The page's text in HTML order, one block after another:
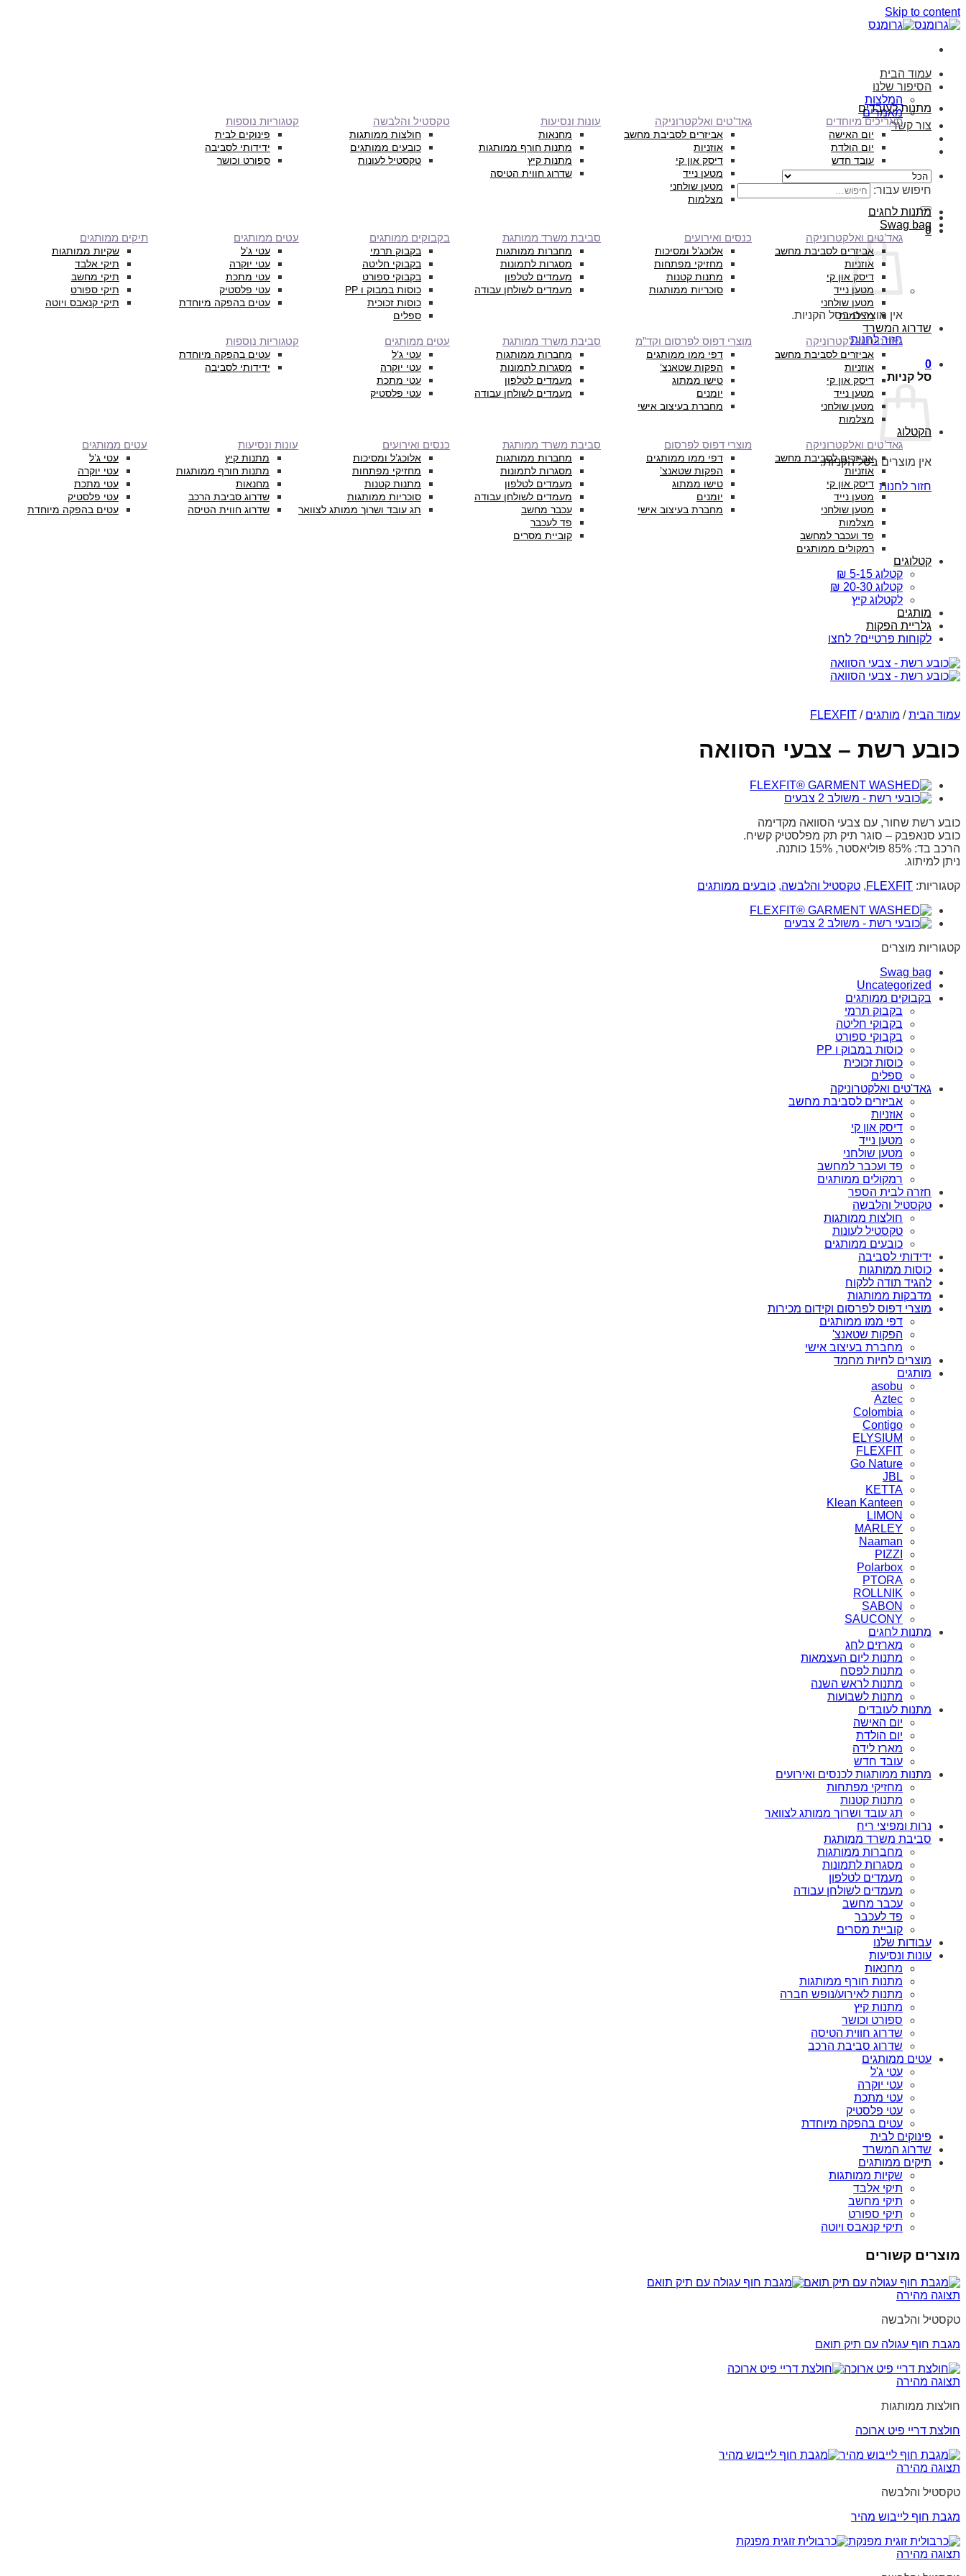
Skip to content
עמוד הבית
הסיפור שלנו
המלצות
מאמרים
צור קשר
חיפוש עבור:
0
אין מוצרים בסל הקניות.
חזור לחנות
0
סל קניות
אין מוצרים בסל הקניות.
חזור לחנות
מתנות לעובדים
תאריכים מיוחדים
יום האישה
יום הולדת
עובד חדש
גאד’טים ואלקטרוניקה
אביזרים לסביבת מחשב
אוזניות
דיסק און קי
מטען נייד
מטען שולחני
מצלמות
עונות ונסיעות
מחנאות
מתנות חורף ממותגות
מתנות קיץ
שדרוג חווית הטיסה
טקסטיל והלבשה
חולצות ממותגות
כובעים ממותגים
טקסטיל לעונות
קטגוריות נוספות
פינוקים לבית
ידידותי לסביבה
ספורט וכושר
מתנות לחגים
Swag bag
גאד’טים ואלקטרוניקה
אביזרים לסביבת מחשב
אוזניות
דיסק און קי
מטען נייד
מטען שולחני
מצלמות
כנסים ואירועים
אלוכג’ל ומסיכות
מחזיקי מפתחות
מתנות קטנות
סוכריות ממותגות
סביבת משרד ממותגת
מחברות ממותגות
מסגרות לתמונות
מעמדים לטלפון
מעמדים לשולחן עבודה
בקבוקים ממותגים
בקבוק תרמי
בקבוקי חליטה
בקבוקי ספורט
כוסות במבוק ו PP
כוסות זכוכית
ספלים
עטים ממותגים
עטי ג’ל
עטי יוקרה
עטי מתכת
עטי פלסטיק
עטים בהפקה מיוחדת
תיקים ממותגים
שקיות ממותגות
תיקי אלבד
תיקי מחשב
תיקי ספורט
תיקי קנאבס ויוטה
שדרוג המשרד
גאד’טים ואלקטרוניקה
אביזרים לסביבת מחשב
אוזניות
דיסק און קי
מטען נייד
מטען שולחני
מצלמות
מוצרי דפוס לפרסום וקד”מ
דפי ממו ממותגים
הפקות שטאנצ’
טישו ממתוג
יומנים
מחברת בעיצוב אישי
סביבת משרד ממותגת
מחברות ממותגות
מסגרות לתמונות
מעמדים לטלפון
מעמדים לשולחן עבודה
עטים ממותגים
עטי ג’ל
עטי יוקרה
עטי מתכת
עטי פלסטיק
קטגוריות נוספות
עטים בהפקה מיוחדת
ידידותי לסביבה
הקטלוג
גאד’טים ואלקטרוניקה
אביזרים לסביבת מחשב
אוזניות
דיסק און קי
מטען נייד
מטען שולחני
מצלמות
פד ועכבר למחשב
רמקולים ממותגים
מוצרי דפוס לפרסום
דפי ממו ממותגים
הפקות שטאנצ’
טישו ממתוג
יומנים
מחברת בעיצוב אישי
סביבת משרד ממותגת
מחברות ממותגות
מסגרות לתמונות
מעמדים לטלפון
מעמדים לשולחן עבודה
עכבר מחשב
פד לעכבר
קוביית מסרים
כנסים ואירועים
אלוכג’ל ומסיכות
מחזיקי מפתחות
מתנות קטנות
סוכריות ממותגות
תג עובד ושרוך ממותג לצוואר
עונות ונסיעות
מתנות קיץ
מתנות חורף ממותגות
מחנאות
שדרוג סביבת הרכב
שדרוג חווית הטיסה
עטים ממותגים
עטי ג’ל
עטי יוקרה
עטי מתכת
עטי פלסטיק
עטים בהפקה מיוחדת
קטלוגים
קטלוג 5-15 ₪
קטלוג 20-30 ₪
לקטלוג קיץ
מותגים
גלריית הפקות
לקוחות פרטיים? לחצו
עמוד הבית / מותגים /
FLEXFIT
כובע רשת – צבעי הסוואה
כובע רשת שחור, עם צבעי הסוואה מקדימה
כובע סנאפבק – סוגר תיק תק מפלסטיק קשיח.
הרכב בד: 85% פוליאסטר, 15% כותנה.
ניתן למיתוג.
קטגוריות: FLEXFIT
, טקסטיל והלבשה, כובעים ממותגים
קטגוריות מוצרים
Swag bag
Uncategorized
בקבוקים ממותגים
בקבוק תרמי
בקבוקי חליטה
בקבוקי ספורט
כוסות במבוק ו PP
כוסות זכוכית
ספלים
גאד'טים ואלקטרוניקה
אביזרים לסביבת מחשב
אוזניות
דיסק און קי
מטען נייד
מטען שולחני
פד ועכבר למחשב
רמקולים ממותגים
חזרה לבית הספר
טקסטיל והלבשה
חולצות ממותגות
טקסטיל לעונות
כובעים ממותגים
ידידותי לסביבה
כוסות ממותגות
להגיד תודה ללקוח
מדבקות ממותגות
מוצרי דפוס לפרסום וקידום מכירות
דפי ממו ממותגים
הפקות שטאנצ'
מחברת בעיצוב אישי
מוצרים לחיות מחמד
מותגים
asobu
Aztec
Colombia
Contigo
ELYSIUM
FLEXFIT
Go Nature
JBL
KETTA
Klean Kanteen
LIMON
MARLEY
Naaman
PIZZI
Polarbox
PTORA
ROLLNIK
SABON
SAUCONY
מתנות לחגים
מארזים לחג
מתנות ליום העצמאות
מתנות לפסח
מתנות לראש השנה
מתנות לשבועות
מתנות לעובדים
יום האישה
יום הולדת
מארז לידה
עובד חדש
מתנות ממותגות לכנסים ואירועים
מחזיקי מפתחות
מתנות קטנות
תג עובד ושרוך ממותג לצוואר
נרות ומפיצי ריח
סביבת משרד ממותגת
מחברות ממותגות
מסגרות לתמונות
מעמדים לטלפון
מעמדים לשולחן עבודה
עכבר מחשב
פד לעכבר
קוביית מסרים
עבודות שלנו
עונות ונסיעות
מחנאות
מתנות חורף ממותגות
מתנות לאירוע/נופש חברה
מתנות קיץ
ספורט וכושר
שדרוג חווית הטיסה
שדרוג סביבת הרכב
עטים ממותגים
עטי ג'ל
עטי יוקרה
עטי מתכת
עטי פלסטיק
עטים בהפקה מיוחדת
פינוקים לבית
שדרוג המשרד
תיקים ממותגים
שקיות ממותגות
תיקי אלבד
תיקי מחשב
תיקי ספורט
תיקי קנאבס ויוטה
מוצרים קשורים
תצוגה מהירה
טקסטיל והלבשה
מגבת חוף עגולה עם תיק תואם
תצוגה מהירה
חולצות ממותגות
חולצת דריי פיט ארוכה
תצוגה מהירה
טקסטיל והלבשה
מגבת חוף לייבוש מהיר
תצוגה מהירה